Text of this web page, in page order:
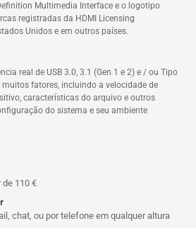
Multimedia Interface e o logotipo
registradas da HDMI Licensing
Unidos e em outros países.
real de USB 3.0, 3.1 (Gen 1 e 2) e / ou Tipo
fatores, incluindo a velocidade de
características do arquivo e outros
do sistema e seu ambiente
de 110 €
chat, ou por telefone em qualquer altura